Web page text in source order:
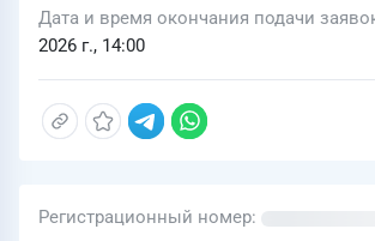
Дата и время окончания подачи
2026 г., 14:00
Регистрационный номер